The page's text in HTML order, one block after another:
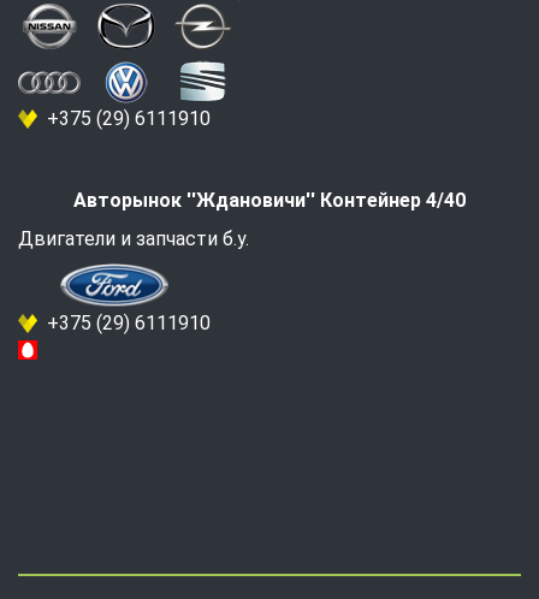
+375 (29) 6111910
Авторынок ''Ждановичи'' Контейнер 4/40
Двигатели и запчасти б.у.
+375 (29) 6111910